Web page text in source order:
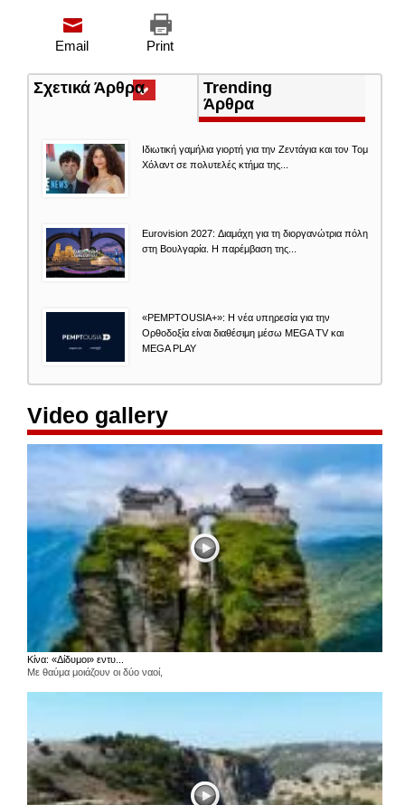
Print
Email
Σχετικά Άρθρα(ενεργή
καρτέλα)
Trending
Άρθρα
Ιδιωτική γαμήλια γιορτή για την Ζεντάγια και τον Τομ
Χόλαντ σε πολυτελές κτήμα της...
Eurovision 2027: Διαμάχη για τη διοργανώτρια πόλη
στη Βουλγαρία. Η παρέμβαση της...
«PEMPTOUSIA+»: Η νέα υπηρεσία για την
Ορθοδοξία είναι διαθέσιμη μέσω MEGA TV και
MEGA PLAY
Video gallery
Κίνα: «Δίδυμοι» εντυ...
Με θαύμα μοιάζουν οι δύο ναοί,